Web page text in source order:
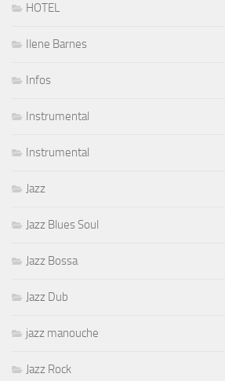
HOTEL
Ilene Barnes
Infos
Instrumental
Instrumental
Jazz
Jazz Blues Soul
Jazz Bossa
Jazz Dub
jazz manouche
Jazz Rock